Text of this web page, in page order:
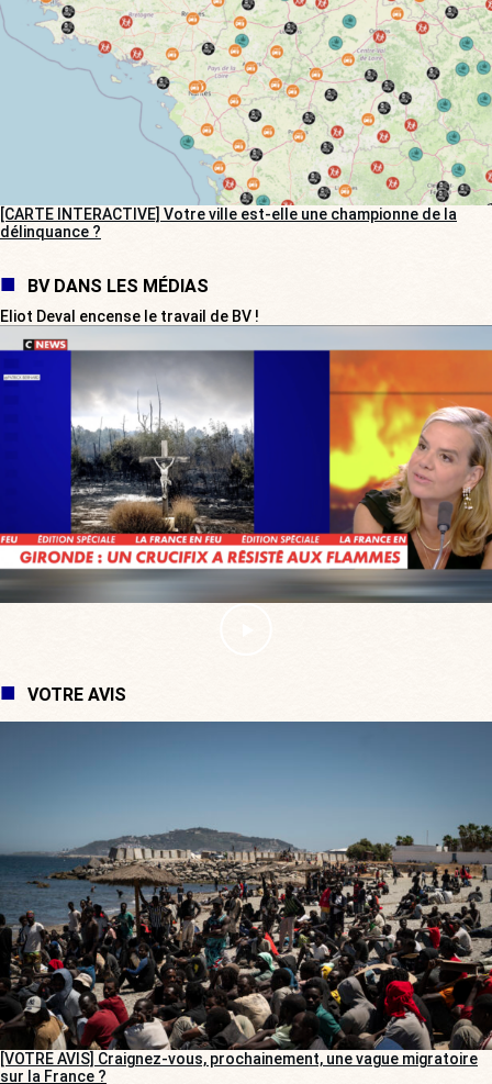
[CARTE INTERACTIVE] Votre ville est-elle une championne de la
délinquance ?
BV DANS LES MÉDIAS
Eliot Deval encense le travail de BV !
VOTRE AVIS
[VOTRE AVIS] Craignez-vous, prochainement, une vague migratoire
sur la France ?